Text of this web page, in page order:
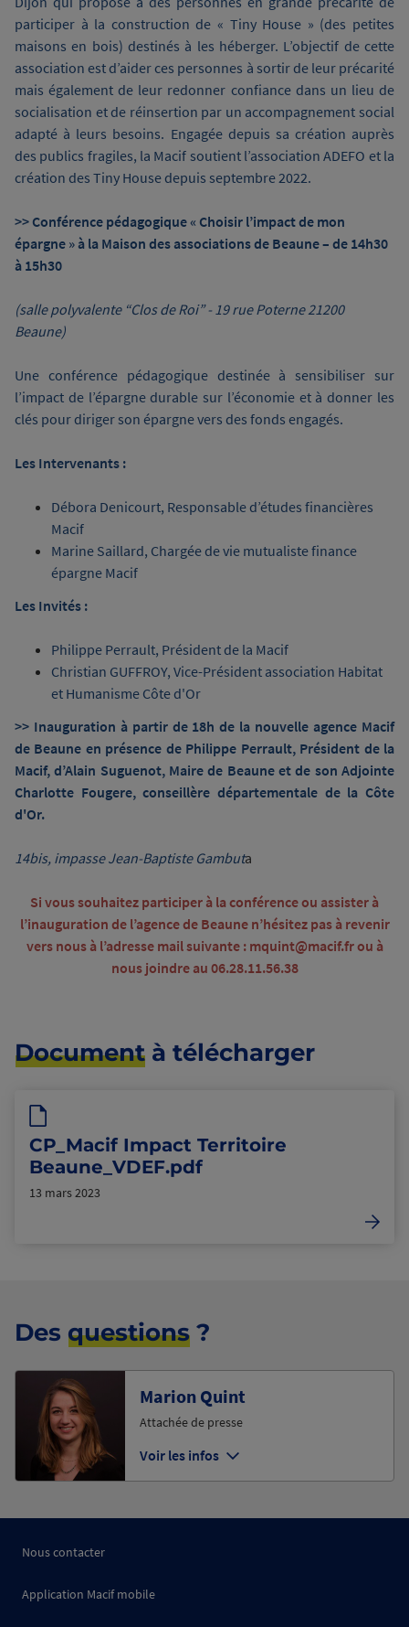
Document à télécharger
CP_Macif Impact Territoire
Beaune_VDEF.pdf
13 mars 2023
Des questions ?
Marion Quint
Attachée de presse
Voir les infos
participer à la construction de « Tiny House » (des petites
maisons en bois) destinés à les héberger. L’objectif de cette
association est d’aider ces personnes à sortir de leur précarité
mais également de leur redonner confiance dans un lieu de
socialisation et de réinsertion par un accompagnement social
adapté à leurs besoins. Engagée depuis sa création auprès
des publics fragiles, la Macif soutient l’association ADEFO et la
création des Tiny House depuis septembre 2022.
>> Conférence pédagogique « Choisir l’impact de mon
épargne » à la Maison des associations de Beaune – de 14h30
à 15h30
(salle polyvalente “Clos de Roi” - 19 rue Poterne 21200
Beaune)
Une conférence pédagogique destinée à sensibiliser sur
l’impact de l’épargne durable sur l’économie et à donner les
clés pour diriger son épargne vers des fonds engagés.
Les Intervenants :
Débora Denicourt, Responsable d’études financières
Macif
Marine Saillard, Chargée de vie mutualiste finance
épargne Macif
Les Invités :
Philippe Perrault, Président de la Macif
Christian GUFFROY, Vice-Président association Habitat
et Humanisme Côte d'Or
>> Inauguration à partir de 18h de la nouvelle agence Macif
de Beaune en présence de Philippe Perrault, Président de la
Macif, d’Alain Suguenot, Maire de Beaune et de son Adjointe
Charlotte Fougere, conseillère départementale de la Côte
d'Or.
14bis, impasse Jean-Baptiste Gambuta
Si vous souhaitez participer à la conférence ou assister à
l’inauguration de l’agence de Beaune n’hésitez pas à revenir
vers nous à l’adresse mail suivante : mquint@macif.frou à
nous joindre au 06.28.11.56.38
Nous contacter
Application Macif mobile